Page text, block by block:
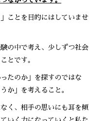
ことを目的にはしていませ
の中で考え、少しずつ社会
とです。
たのか」を探すのではな
か」を考えること。
く、相手の思いにも耳を傾